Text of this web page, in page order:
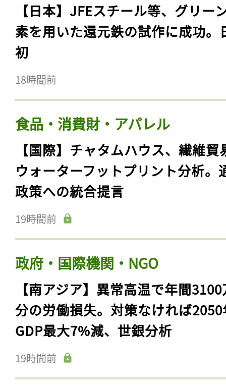
【日本】JFEスチール等、グリー
素を用いた還元鉄の試作に成功。
初
18時間前
食品・消費財・アパレル
【国際】チャタムハウス、繊維貿
ウォーターフットプリント分析。
政策への統合提言
19時間前
政府・国際機関・NGO
【南アジア】異常高温で年間
分の労働損失。対策なければ
GDP最大7%減、世銀分析
19時間前